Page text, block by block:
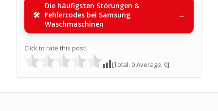
Die häufigsten Störungen &
Fehlercodes bei Samsung
Waschmaschinen
Click to rate this post!
[Total: 0Average: 0]